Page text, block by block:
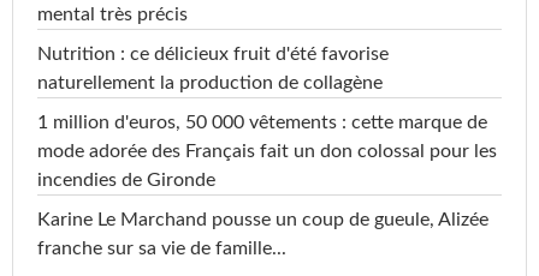
mental très précis
Nutrition : ce délicieux fruit d'été favorise
naturellement la production de collagène
1 million d'euros, 50 000 vêtements : cette marque de
mode adorée des Français fait un don colossal pour les
incendies de Gironde
Karine Le Marchand pousse un coup de gueule, Alizée
franche sur sa vie de famille...